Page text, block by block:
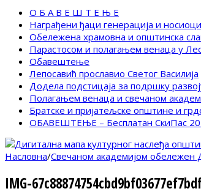
О Б А В Е Ш Т Е Њ Е
Награђени ђаци генерација и
Обележена храмовна и општинска
Парастосом и полагањем венаца у
Обавештење
Лепосавић прославио Светог Василија
Додела подстицаја за подршку
Полагањем венаца и свечаном
Братске и пријатељске општине и
ОБАВЕШТЕЊЕ – Бесплатан СкиПас
Насловна/Свечаном академијом обележен
IMG-